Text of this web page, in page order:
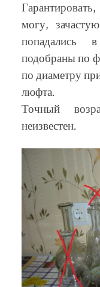
могу,
попадались
подобраны по
по диаметру
люфта.
Точный
неизвестен.